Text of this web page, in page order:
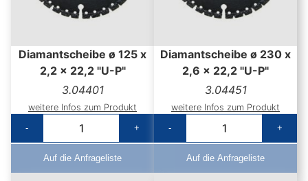
Diamantscheibe ø 125 x
2,2 x 22,2 "U-P"
3.04401
weitere Infos zum Produkt
-
+
Auf die Anfrageliste
Diamantscheibe ø 230 x
2,6 x 22,2 "U-P"
3.04451
weitere Infos zum Produkt
-
+
Auf die Anfrageliste